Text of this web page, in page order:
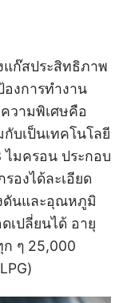
แก๊สประสิทธิภาพ
งการทำงาน
วามพิเศษคือ
บเป็นเทคโนโลยี
ไมครอน ประกอบ
องได้ละเอียด
ดันและอุณหภูมิ
เปลี่ยนได้ อายุ
ก ๆ 25,000